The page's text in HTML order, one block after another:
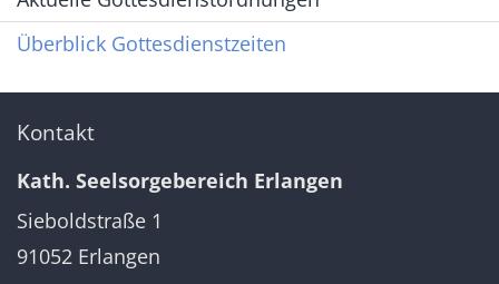
Überblick Gottesdienstzeiten
Kontakt
Kath. Seelsorgebereich Erlangen
Sieboldstraße 1
91052 Erlangen